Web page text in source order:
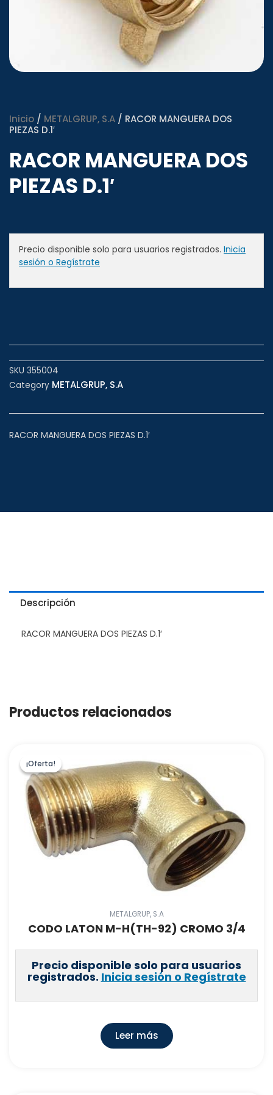
Inicio / METALGRUP, S.A / RACOR MANGUERA DOS
PIEZAS D.1′
RACOR MANGUERA DOS
PIEZAS D.1′
Precio disponible solo para usuarios registrados. Inicia
sesión o Regístrate
SKU 355004
Category METALGRUP, S.A
RACOR MANGUERA DOS PIEZAS D.1′
Descripción
RACOR MANGUERA DOS PIEZAS D.1′
Productos relacionados
¡Oferta!
¡Oferta!
METALGRUP, S.A
CODO LATON M-H(TH-92) CROMO 3/4
Precio disponible solo para usuarios
registrados. Inicia sesión o Regístrate
Leer más